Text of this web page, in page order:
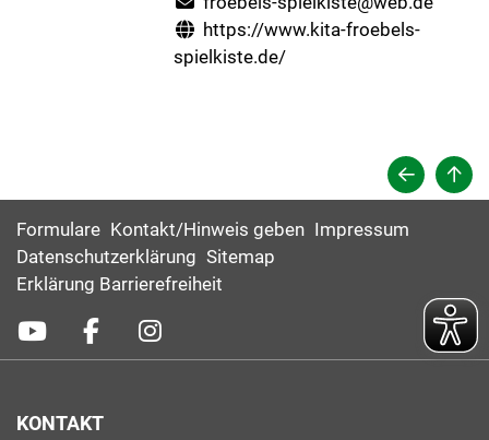
https://www.kita-froebels-
spielkiste.de/
Formulare Kontakt/Hinweis geben Impressum
Datenschutzerklärung Sitemap
Erklärung Barrierefreiheit
KONTAKT